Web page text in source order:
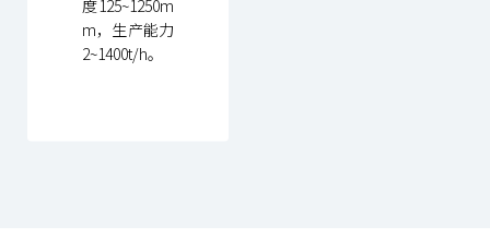
度125~1250m
m，生产能力
2~1400t/h。